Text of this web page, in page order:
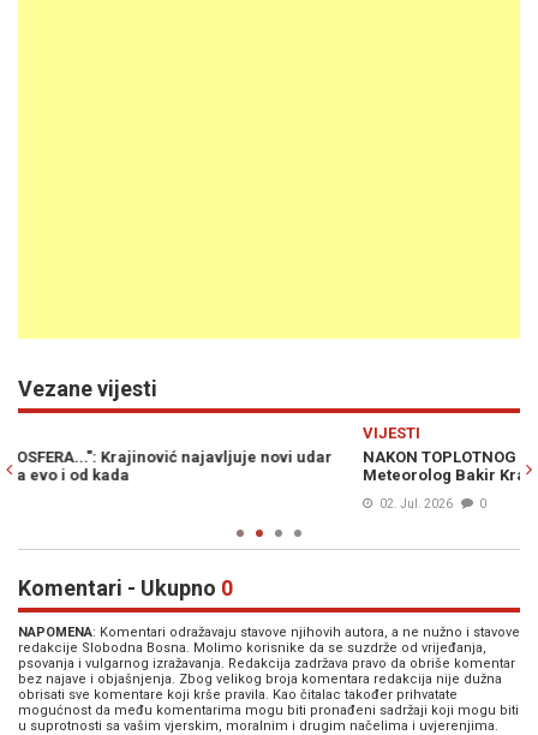
Vezane vijesti
NAKON TOPLOTNOG VALA STIGLO OSJETNO OSVJEŽENJE:
Meteorolog Bakir Krajinović otkriva kakvo nas vrijeme očekuje
Komentari - Ukupno 0
NAPOMENA: Komentari odražavaju stavove njihovih autora, a ne nužno i stavove
redakcije Slobodna Bosna. Molimo korisnike da se suzdrže od vrijeđanja,
psovanja i vulgarnog izražavanja. Redakcija zadržava pravo da obriše komentar
bez najave i objašnjenja. Zbog velikog broja komentara redakcija nije dužna
obrisati sve komentare koji krše pravila. Kao čitalac također prihvatate
mogućnost da među komentarima mogu biti pronađeni sadržaji koji mogu biti
u suprotnosti sa vašim vjerskim, moralnim i drugim načelima i uvjerenjima.